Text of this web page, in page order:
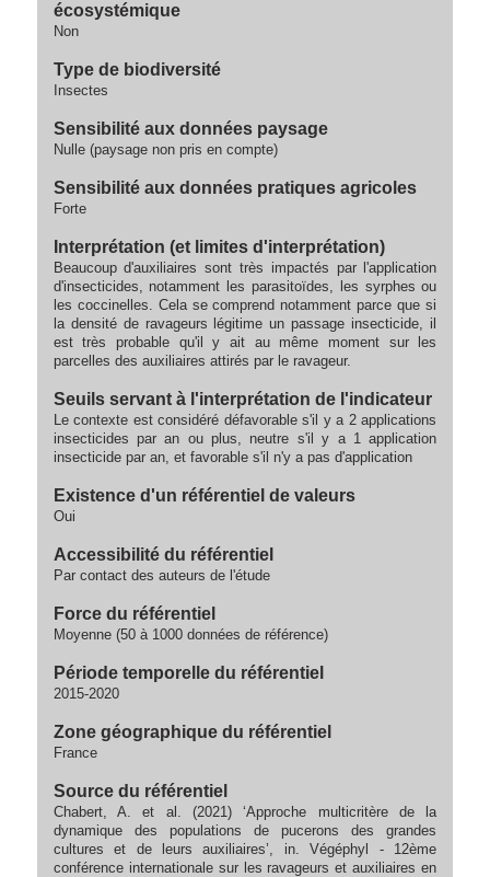
écosystémique
Non
Type de biodiversité
Insectes
Sensibilité aux données paysage
Nulle (paysage non pris en compte)
Sensibilité aux données pratiques agricoles
Forte
Interprétation (et limites d'interprétation)
Beaucoup d'auxiliaires sont très impactés par l'application
d'insecticides, notamment les parasitoïdes, les syrphes ou
les coccinelles. Cela se comprend notamment parce que si
la densité de ravageurs légitime un passage insecticide, il
est très probable qu'il y ait au même moment sur les
parcelles des auxiliaires attirés par le ravageur.
Seuils servant à l'interprétation de l'indicateur
Le contexte est considéré défavorable s'il y a 2 applications
insecticides par an ou plus, neutre s'il y a 1 application
insecticide par an, et favorable s'il n'y a pas d'application
Existence d'un référentiel de valeurs
Oui
Accessibilité du référentiel
Par contact des auteurs de l'étude
Force du référentiel
Moyenne (50 à 1000 données de référence)
Période temporelle du référentiel
2015-2020
Zone géographique du référentiel
France
Source du référentiel
Chabert, A. et al. (2021) ‘Approche multicritère de la
dynamique des populations de pucerons des grandes
cultures et de leurs auxiliaires’, in. Végéphyl - 12ème
conférence internationale sur les ravageurs et auxiliaires en